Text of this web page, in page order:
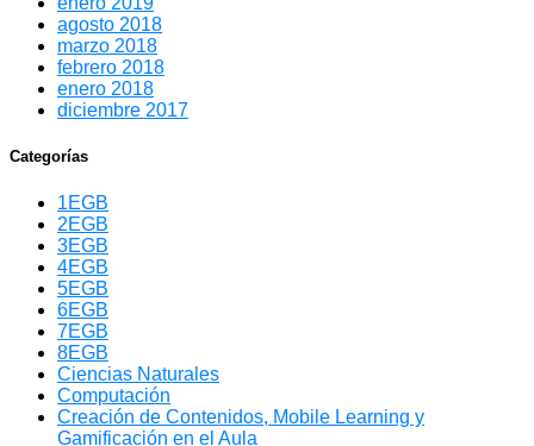
agosto 2018
marzo 2018
febrero 2018
enero 2018
diciembre 2017
Categorías
1EGB
2EGB
3EGB
4EGB
5EGB
6EGB
7EGB
8EGB
Ciencias Naturales
Computación
Creación de Contenidos, Mobile Learning y
Gamificación en el Aula